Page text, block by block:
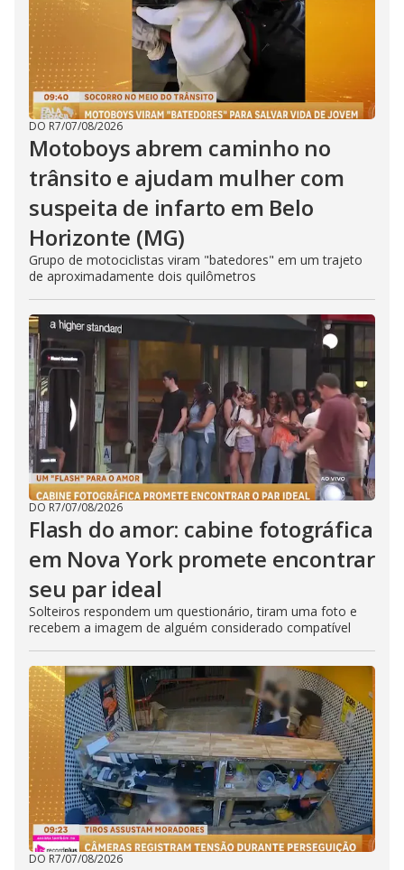
DO R7/07/08/2026
Motoboys abrem caminho no
trânsito e ajudam mulher com
suspeita de infarto em Belo
Horizonte (MG)
Grupo de motociclistas viram "batedores" em um trajeto
de aproximadamente dois quilômetros
DO R7/07/08/2026
Flash do amor: cabine fotográfica
em Nova York promete encontrar
seu par ideal
Solteiros respondem um questionário, tiram uma foto e
recebem a imagem de alguém considerado compatível
DO R7/07/08/2026